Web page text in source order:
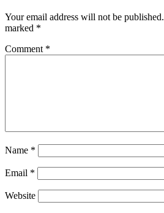
Your email address will not be published.
marked *
Comment *
Name *
Email *
Website